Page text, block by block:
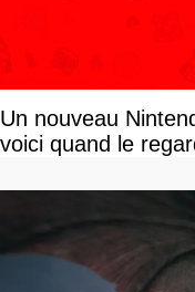
Un nouveau
voici quand le